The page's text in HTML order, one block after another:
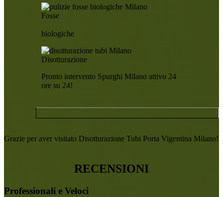
Fosse
biologiche
Disotturazione
Pronto intervento Spurghi Milano attivo 24
ore su 24!
Grazie per aver visitato Disotturazione Tubi Porta Vigentina Milano!
RECENSIONI
Professionali e Veloci